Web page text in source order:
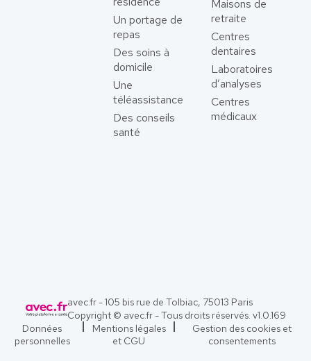
Un portage de
repas
Des soins à
domicile
Une
téléassistance
Des conseils
santé
Maisons de
retraite
Centres
dentaires
Laboratoires
d’analyses
Centres
médicaux
avec.fr - 105 bis rue de Tolbiac, 75013 Paris
Copyright © avec.fr - Tous droits réservés. v1.0.169
Données
personnelles
Mentions légales
et CGU
Gestion des cookies et
consentements